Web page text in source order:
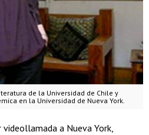
de la Universidad de Chile y
en la Universidad de Nueva York.
a Nueva York,